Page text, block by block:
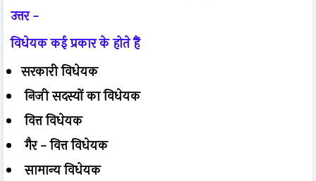
उत्तर -
विधेयक कई प्रकार के होते हैं
सरकारी विधेयक
निजी सदस्यों का विधेयक
वित्त विधेयक
गैर - वित्त विधेयक
सामान्य विधेयक